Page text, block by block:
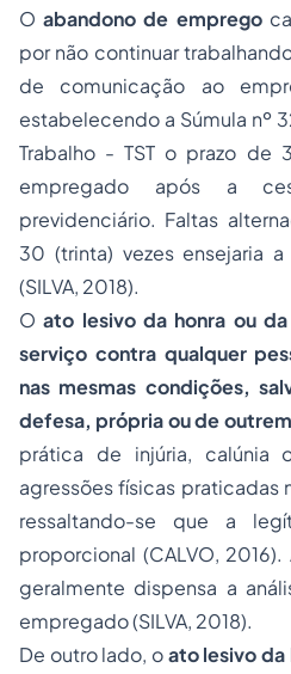
Oabandono de emprego
por não continuar
de comunicação ao
estabelecendo a Súmula nº
Trabalho - TST o prazo de
empregado após a
previdenciário. Faltas
30 (trinta) vezes ensejaria
(SILVA, 2018).
Oato lesivo da honra ou
serviço contra qualquer
nas mesmas condições,
defesa, própria ou de outrem
prática de injúria, calúnia
agressões físicas praticadas
ressaltando-se que a
proporcional (CALVO,
geralmente dispensa a
empregado (SILVA, 2018).
De outro lado, oato lesivo da